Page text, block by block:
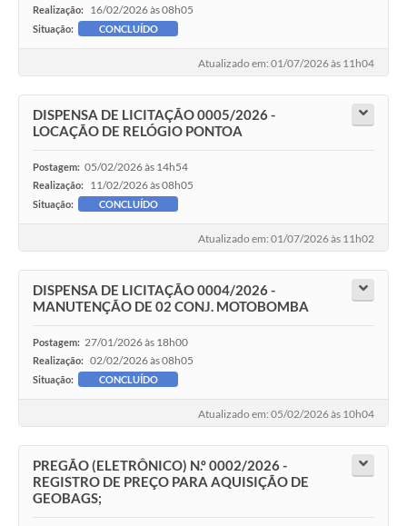
Realização: 16/02/2026 às 08h05
Situação: CONCLUÍDO
Atualizado em: 01/07/2026 às 11h04
DISPENSA DE LICITAÇÃO 0005/2026 -
LOCAÇÃO DE RELÓGIO PONTOA
Postagem: 05/02/2026 às 14h54
Realização: 11/02/2026 às 08h05
Situação: CONCLUÍDO
Atualizado em: 01/07/2026 às 11h02
DISPENSA DE LICITAÇÃO 0004/2026 -
MANUTENÇÃO DE 02 CONJ. MOTOBOMBA
Postagem: 27/01/2026 às 18h00
Realização: 02/02/2026 às 08h05
Situação: CONCLUÍDO
Atualizado em: 05/02/2026 às 10h04
PREGÃO (ELETRÔNICO) N.º 0002/2026 -
REGISTRO DE PREÇO PARA AQUISIÇÃO DE
GEOBAGS;